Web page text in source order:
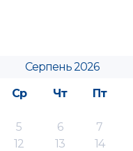
Серпень 2026
Ср Чт Пт
5 6 7
12 13 14